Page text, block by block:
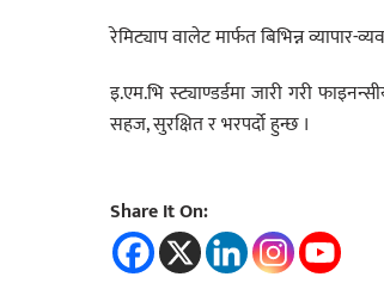
रेमिट्याप वालेट मार्फत बिभिन्न
इ.एम.भि स्ट्याण्डर्डमा जारी गरी
सहज, सुरक्षित र भरपर्दो हुन्छ ।
Share It On: